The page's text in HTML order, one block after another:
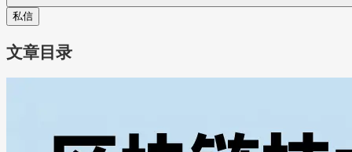
私信
文章目录